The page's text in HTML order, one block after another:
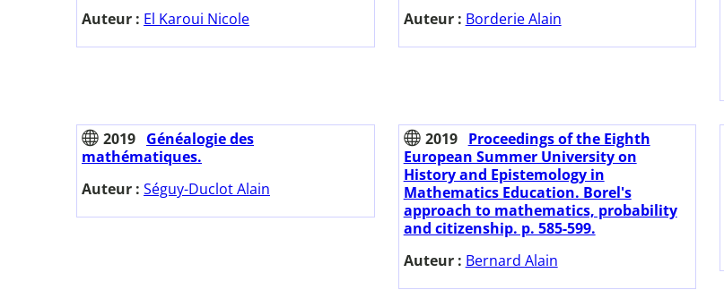
Auteur : El Karoui Nicole
Auteur : Borderie Alain
2019 Généalogie des
mathématiques.
Auteur : Séguy-Duclot Alain
2019
Proceedings of the Eighth
European Summer University on
History and Epistemology in
Mathematics Education. Borel's
approach to mathematics, probability
and citizenship. p. 585-599.
Auteur : Bernard Alain